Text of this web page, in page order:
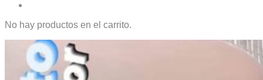
No hay productos en el carrito.